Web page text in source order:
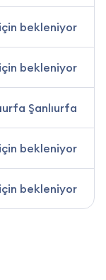
bekleniyor
bekleniyor
Şanlıurfa
bekleniyor
bekleniyor